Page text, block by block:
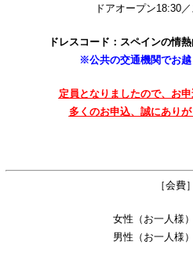
ドアオープン18:30
ドレスコード：スペインの情
※公共の交通機関でお
定員となりましたので、お申
多くのお申込、誠にありが
［会費］
女性（お一人様
男性（お一人様